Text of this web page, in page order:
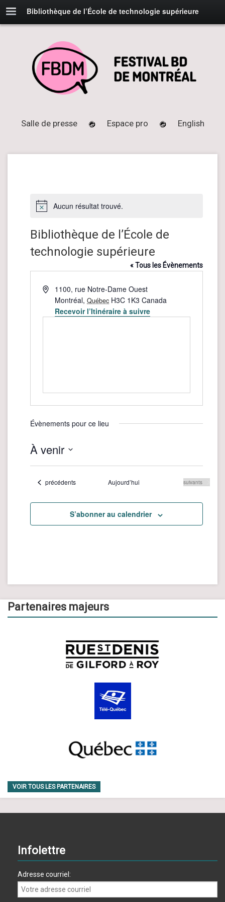
Bibliothèque de l’École de technologie supérieure
Salle de presse Espace pro English
NoticeAucun résultat trouvé.
Bibliothèque de l’École de
technologie supérieure
« Tous les Évènements
Adresse1100, rue Notre-Dame Ouest
Montréal, Québec H3C 1K3 Canada
Recevoir l’Itinéraire à suivre
Évènements pour ce lieu
À venir
date.Évènements
précédents Aujourd’hui Évènements
suivants
S’abonner au calendrier
Partenaires majeurs
VOIR TOUS LES PARTENAIRES
Infolettre
Adresse courriel: